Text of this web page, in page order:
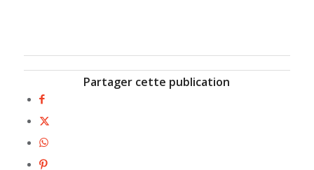
Partager cette publication